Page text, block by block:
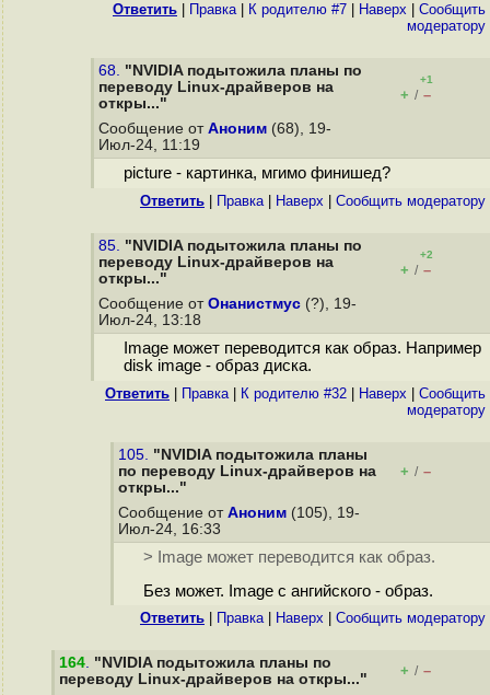
Ответить Правка| К родителю #7 Наверх
Cообщить
модератору
68. "NVIDIA подытожила планы по
переводу Linux-драйверов на
откры..."
+1
+ / –
Сообщение от Аноним (68), 19-
Июл-24, 11:19
picture - картинка, мгимо финишед?
Ответить Правка| Наверх Cообщить модератору
85. "NVIDIA подытожила планы по
переводу Linux-драйверов на
откры..."
+2
+ / –
Сообщение от Онанистмус (?), 19-
Июл-24, 13:18
Image может переводится как образ. Например
disk image - образ диска.
Ответить Правка| К родителю #32 Наверх
Cообщить
модератору
105. "NVIDIA подытожила планы
по переводу Linux-драйверов на
откры..."
+ / –
Сообщение от Аноним (105), 19-
Июл-24, 16:33
> Image может переводится как образ.
Без может. Image с ангийского - образ.
Ответить Правка| Наверх Cообщить модератору
164. "NVIDIA подытожила планы по
переводу Linux-драйверов на откры..."
+ / –